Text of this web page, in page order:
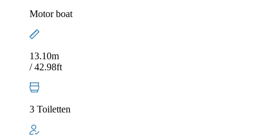
Motor boat
13.10m
/ 42.98ft
3 Toiletten